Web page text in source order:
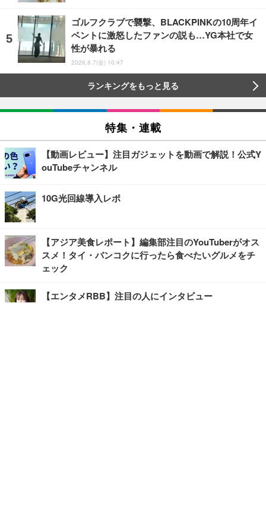
ゴルフクラブで襲撃、BLACKPINKの10周年イ
ベントに激怒したファンの説も…YG本社で女
性が暴れる
2026.8.7(金) 10:47
ランキングをもっと見る
特集・連載
【動画レビュー】注目ガジェットを動画で解説！公式Y
ouTubeチャンネル
10G光回線導入レポ
【アジア美食レポート】編集部注目のYouTuberがオス
スメ！タイ・バンコクに行ったら食べたいグルメをチ
ェック
【エンタメRBB】注目の人にインタビュー